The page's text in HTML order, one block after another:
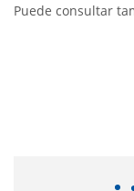
Puede consultar